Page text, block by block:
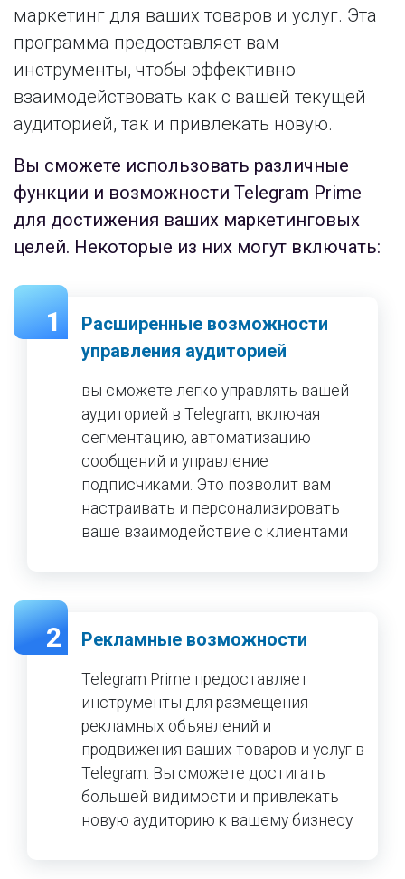
маркетинг для ваших товаров и услуг. Эта
программа предоставляет вам
инструменты, чтобы эффективно
взаимодействовать как с вашей текущей
аудиторией, так и привлекать новую.
Вы сможете использовать различные
функции и возможности Telegram Prime
для достижения ваших маркетинговых
целей. Некоторые из них могут включать:
1
Расширенные возможности
управления аудиторией
вы сможете легко управлять вашей
аудиторией в Telegram, включая
сегментацию, автоматизацию
сообщений и управление
подписчиками. Это позволит вам
настраивать и персонализировать
ваше взаимодействие с клиентами
2 Рекламные возможности
Telegram Prime предоставляет
инструменты для размещения
рекламных объявлений и
продвижения ваших товаров и услуг в
Telegram. Вы сможете достигать
большей видимости и привлекать
новую аудиторию к вашему бизнесу